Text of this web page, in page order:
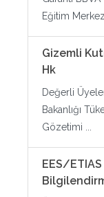
Eğitim
Gizemli
Hk
Değerli
Bakanlığı
Gözetimi ...
EES/